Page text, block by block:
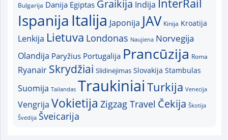
Bulgarija Danija Egiptas Graikija Indija InterRail
Ispanija Italija Japonija JAV Kinija Kroatija
Lenkija Lietuva Londonas Naujiena Norvegija
Olandija Paryžius Portugalija Prancūzija Roma
Ryanair Skrydžiai Slidinėjimas Slovakija Stambulas
Suomija Tailandas TraukiniaiTurkija Venecija
Vengrija Vokietija Zigzag Travel Čekija Škotija
Švedija Šveicarija